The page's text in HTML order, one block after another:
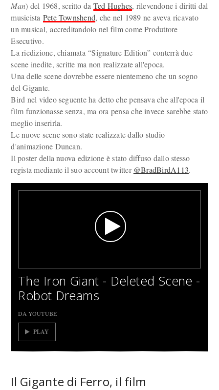
Man) del 1968, scritto da Ted Hughes, rilevendone i diritti dal
musicista Pete Townshend, che nel 1989 ne aveva ricavato
un musical, accreditandolo nel film come Produttore
Esecutivo.
La riedizione, chiamata “Signature Edition” conterrà due
scene inedite, scritte ma non realizzate all'epoca.
Una delle scene dovrebbe essere nientemeno che un sogno
del Gigante.
Bird nel video seguente ha detto che pensava che all'epoca il
film funzionasse senza, ma ora pensa che invece sarebbe stato
meglio inserirla.
Le nuove scene sono state realizzate dallo studio
d'animazione Duncan.
Il poster della nuova edizione è stato diffuso dallo stesso
regista mediante il suo account twitter @BradBirdA113.
The Iron Giant - Deleted Scene -
Robot Dreams
DA YOUTUBE
PLAY
Il Gigante di Ferro, il film